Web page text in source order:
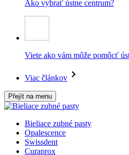
Ako vybrať ústne centrum?
Viete ako vám môže pomôcť
Viac článkov
Přejít na menu
Bieliace zubné pasty
Opalescence
Swissdent
Curaprox